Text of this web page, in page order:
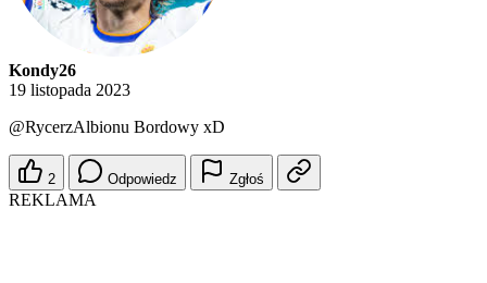
Kondy26
19 listopada 2023
@RycerzAlbionu Bordowy xD
2 Odpowiedz Zgłoś
REKLAMA